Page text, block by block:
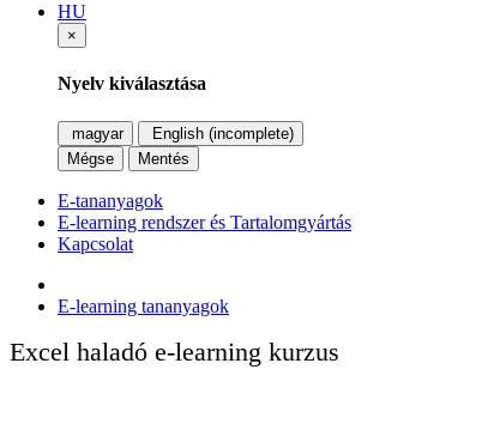
HU
×
Nyelv kiválasztása
magyar
English (incomplete)
Mégse
Mentés
E-tananyagok
E-learning rendszer és Tartalomgyártás
Kapcsolat
E-learning tananyagok
Excel haladó e-learning kurzus